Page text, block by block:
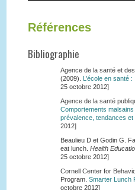
Références
Bibliographie
Agence de la santé et
(2009). L’école en santé
25 octobre 2012]
Agence de la santé
Comportements
prévalence, tendances et
2012]
Beaulieu D et Godin G.
eat lunch. Health
25 octobre 2012]
Cornell Center for
Program. Smarter Lunch
octobre 2012]